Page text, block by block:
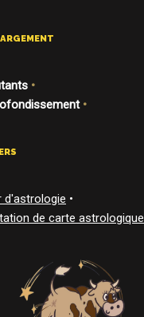
•
•
d'astrologie •
de carte astrologique